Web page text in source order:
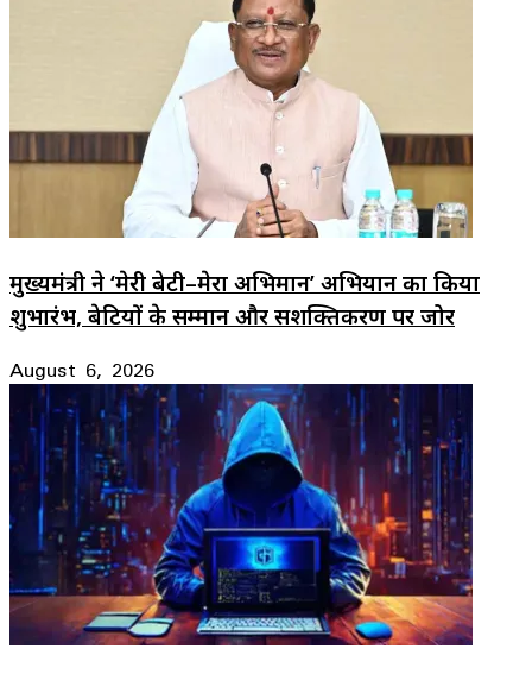
मुख्यमंत्री ने ‘मेरी बेटी–मेरा अभिमान’ अभियान का किया
शुभारंभ, बेटियों के सम्मान और सशक्तिकरण पर जोर
August 6, 2026